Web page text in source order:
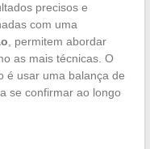
precisos e
com uma
, permitem abordar
as mais técnicas. O
é usar uma balança de
se confirmar ao longo